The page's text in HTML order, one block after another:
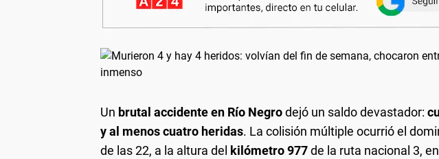
Un brutal accidente en Río Negrodejó un saldo devastador:
y al menos cuatro heridas. La colisión múltiple ocurrió el
de las 22, a la altura del kilómetro 977de la ruta nacional 3,